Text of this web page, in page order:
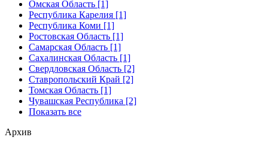
Омская Область [1]
Республика Карелия [1]
Республика Коми [1]
Ростовская Область [1]
Самарская Область [1]
Сахалинская Область [1]
Свердловская Область [2]
Ставропольский Край [2]
Томская Область [1]
Чувашская Республика [2]
Показать все
Архив